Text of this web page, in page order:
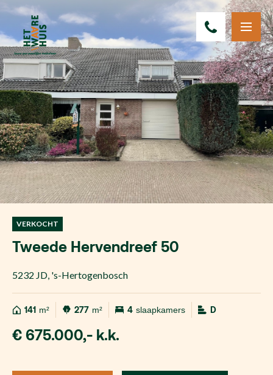
VERKOCHT
Tweede Hervendreef 50
5232 JD, 's-Hertogenbosch
141 m² 277 m² 4 slaapkamers D
€ 675.000,- k.k.